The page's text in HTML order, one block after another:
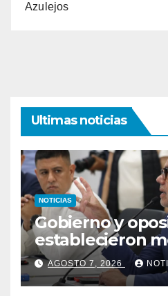
Azulejos
Ultimas noticias
NOTICIAS
Gobierno y
establecieron
para el proceso
Venezuela
AGOSTO 7, 2026